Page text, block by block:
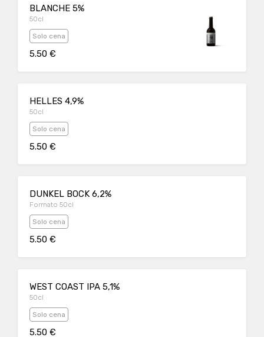
BLANCHE 5%
50cl
Solo cena
5.50 €
HELLES 4,9%
50cl
Solo cena
5.50 €
DUNKEL BOCK 6,2%
Formato 50cl
Solo cena
5.50 €
WEST COAST IPA 5,1%
50cl
Solo cena
5.50 €